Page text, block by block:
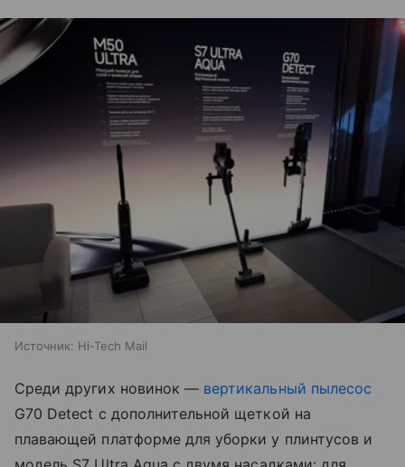
Источник: Hi-Tech Mail
Среди других новинок — вертикальный пылесос
G70 Detect с дополнительной щеткой на
плавающей платформе для уборки у плинтусов и